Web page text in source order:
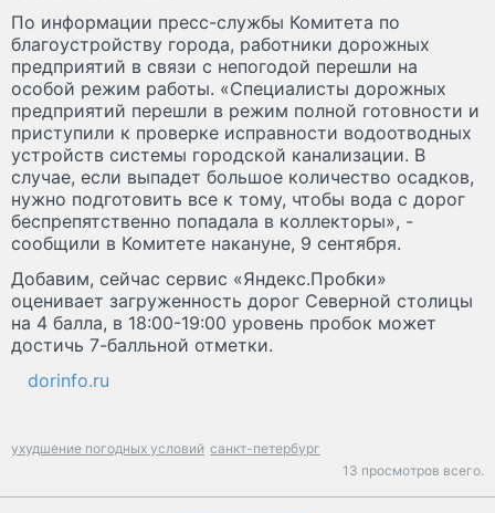
По информации пресс-службы Комитета по
благоустройству города, работники дорожных
предприятий в связи с непогодой перешли на
особой режим работы. «Специалисты дорожных
предприятий перешли в режим полной готовности и
приступили к проверке исправности водоотводных
устройств системы городской канализации. В
случае, если выпадет большое количество осадков,
нужно подготовить все к тому, чтобы вода с дорог
беспрепятственно попадала в коллекторы», -
сообщили в Комитете накануне, 9 сентября.
Добавим, сейчас сервис «Яндекс.Пробки»
оценивает загруженность дорог Северной столицы
на 4 балла, в 18:00-19:00 уровень пробок может
достичь 7-балльной отметки.
dorinfo.ru
ухудшение погодных условий санкт-петербург
13 просмотров всего.